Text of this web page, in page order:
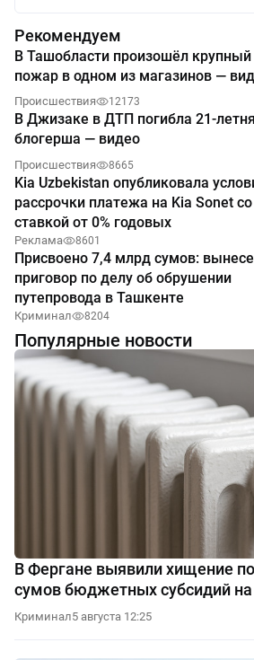
Рекомендуем
В Ташобласти произошёл крупный
пожар в одном из магазинов —
Происшествия 12173
В Джизаке в ДТП погибла 21-
блогерша — видео
Происшествия 8665
Kia Uzbekistan опубликовала
рассрочки платежа на Kia Sonet со
ставкой от 0% годовых
Реклама 8601
Присвоено 7,4 млрд сумов:
приговор по делу об обрушении
путепровода в Ташкенте
Криминал 8204
Популярные новости
В Фергане выявили хищение
сумов бюджетных субсидий на
Криминал5 августа 12:25